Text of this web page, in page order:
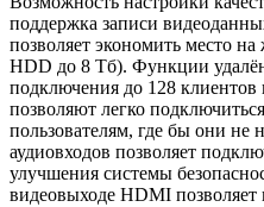
поддержка записи
позволяет экономить место
HDD до 8 Tб). Функции
подключения до 128 клиентов
позволяют легко
пользователям, где бы они не
аудиовходов позволяет
улучшения системы
видеовыходе HDMI